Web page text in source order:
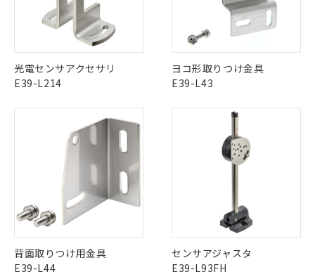
光電センサアクセサリ
E39-L214
ヨコ形取りつけ金具
E39-L43
背面取りつけ用金具
E39-L44
センサアジャスタ
E39-L93FH
覧された時点での実際の在庫および標
準価格とは異なる場合があることをご
了承ください。
正式な納期状況および標準価格はお客
様のお取引先、またはお客様担当のオ
ムロン制御機器販売店・当社販売員に
オムロン制御機器販売店や当社販売拠
点は「販売ネットワーク
ください。
在庫状況および標準価格結果を当社の
事前の承諾なく第三者に漏洩または開
示しないようお願いします。
マイパーツ機能（部品リスト作成サー
ビス）をご利用いただくには、I-Web
メンバーズにご登録されている必要が
あります。
お客様が当ウェブサイト上で当社にご
登録された部品リストについて、当社
ミウム(Cd) 100ppm以下、
六価クロム(Cr(Ⅵ)) 1000ppm以下、ポリ臭化ビフェニル
類(PBB) 1000ppm以下、ポリ臭化ジフェニルエーテル類
(PBDE) 1000ppm以下、フタル酸ビス(2-エチルヘキシ
ル) (DEHP)(別名：DOP) 1000ppm以下、フタル酸ブチ
（DBP） 1000ppm以下、フタル酸ジイソブチル
(DIBP) 1000ppm以下
但し、RoHS指令で産業用監視および制御機器に対する
フタル酸エステル類の４物質については閾値を超える意
図的な使用がないことを確認しています。
※2 対応予定月
部品在庫の切り替え状況などにより、予定
月が前後することがあります。
※3 非含有証明書ダウンロード
Pb(鉛) :1000ppm、 Hg(水銀) : 1000ppm、 Cd(カドミウ
ム) : 100ppm、
Cr(Ⅵ)(六価クロム) : 1000ppm、 PBBs(ポリ臭化ビフェ
ニル類) : 1000ppm、 PBDEs(ポリ臭化ジフェニルエーテ
ル類) : 1000ppm、
イソブチル) : 1000ppm、 BBP(フタル酸ブチルベンジ
ル) : 1000ppm、
DEHP(フタル酸ビス(2-エチルヘキシル)) : 1000ppm
※2 環境保護使用期限
「ｅ」：有害物質（10物質）のすべてが基
準値以下であることを示します。
「10」：通常の使用状況下において有害物
質が外部に漏えいし、環境に深刻な影響を
及ぼさない年数を意味します。
「－」：未確認です。当社販売部門へお問
い合わせください。
可)を取得するなどの必要な手続きを
とります。
当社は規制貨物を破棄する場合は、完
いよう必要な手段を講じます。
当社は貴社製品を、核兵器、ミサイ
ル、化学兵器、生物兵器またはその他
武器並びにこれらの製造装置等に一切
使用いたしません。
当社は、貴社製品を第三者に販売する
場合は、上記1、2および3の内容を当
該第三者に通知します。また当社は、
販売先および販売に係わる関係者が違
法に輸出するおそれがある場合は、取
号
○ 一定数以上の在庫あり
△ 一定数には満たないが在庫あり
－
在庫なし(最新の在庫状況につ
いては、お客様のお取引先、ま
たはお客様担当のオムロン制御
機器販売店・当社販売員にご確
認ください)
空
白
受注生産機種、また在庫状況の
情報を公開していない機種